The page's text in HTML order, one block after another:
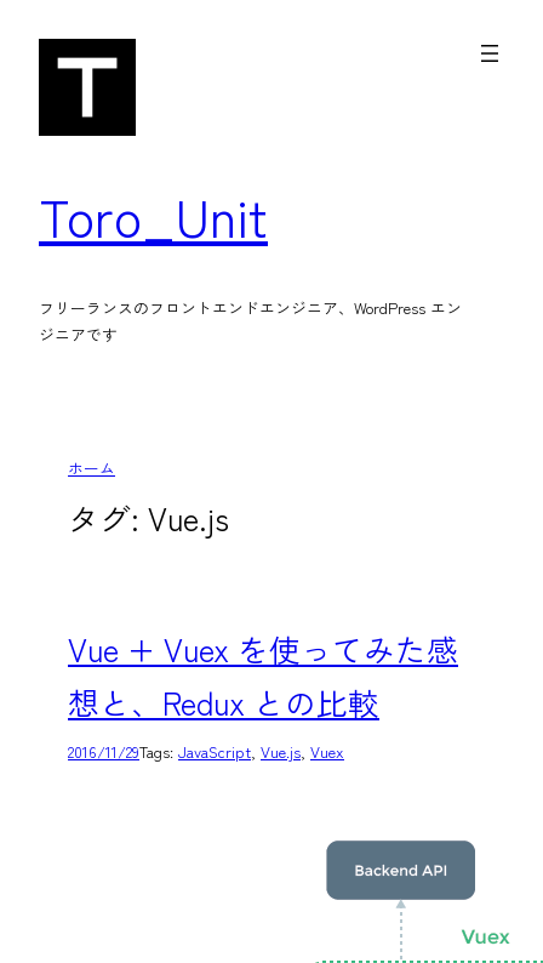
Toro_Unit
フリーランスのフロントエンドエンジニア、WordPress エン
ジニアです
ホーム
タグ: Vue.js
Vue + Vuex を使ってみた感
想と、Redux との比較
2016/11/29Tags: JavaScript, Vue.js, Vuex